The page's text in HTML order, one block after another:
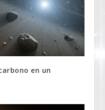
en un